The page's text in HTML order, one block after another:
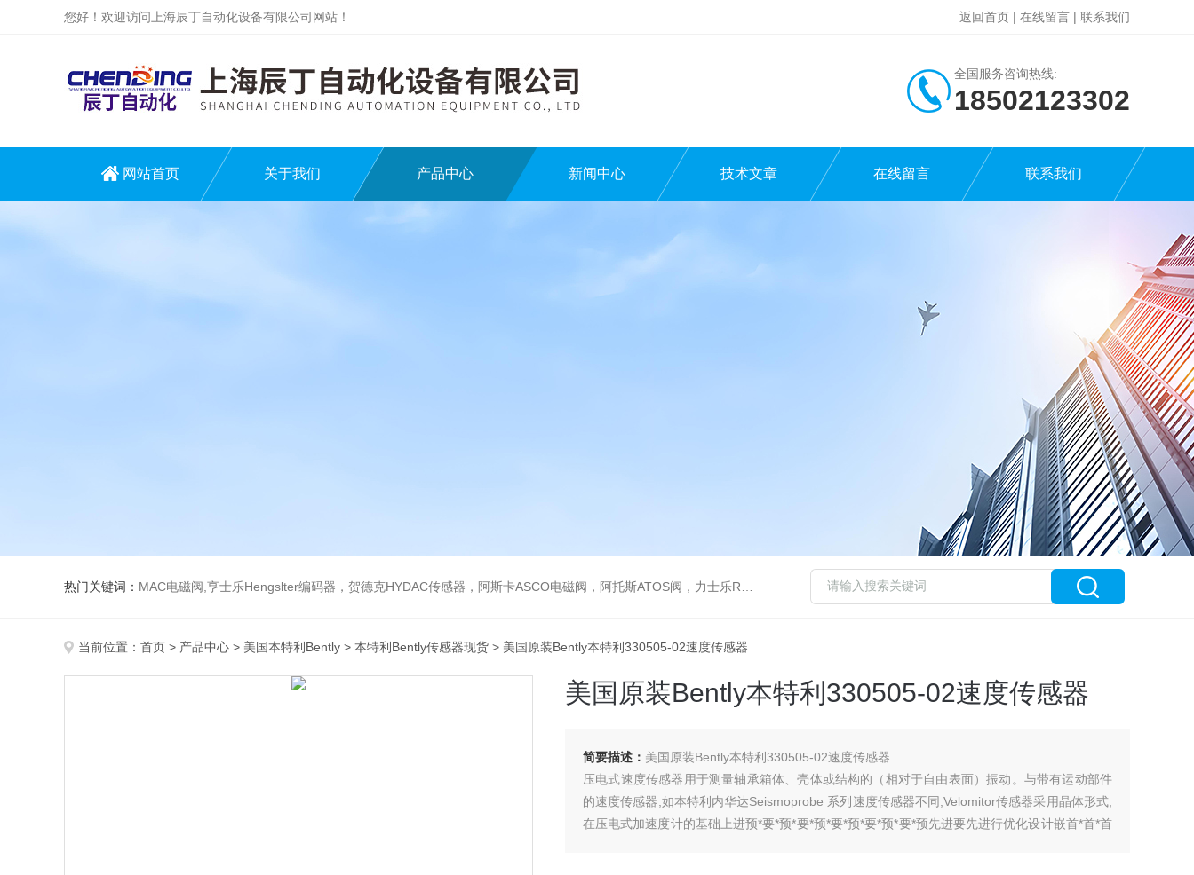
您好！欢迎访问上海辰丁自动化设备有限公司网站！ 返回首页 | 在线留言 | 联系我们
全国服务咨询热线:
18502123302
网站首页 关于我们 产品中心 新闻中心 技术文章 在线留言 联系我们
热门关键词： MAC电磁阀,亨士乐Hengslter编码器，贺德克HYDAC传感器，阿斯卡ASCO电磁阀，阿托斯ATOS阀，力士乐Rexroth泵，爱普EPRO传感器，穆格MOOG伺服阀，宝德BURKERT电磁阀，倍加福P F传感器
当前位置： 首页 > 产品中心 > 美国本特利Bently > 本特利Bently传感器现货 > 美国原装Bently本特利330505-02速度传感器
美国原装Bently本特利330505-02速度传感器
简要描述： 美国原装Bently本特利330505-02速度传感器
压电式速度传感器用于测量轴承箱体、壳体或结构的（相对于自由表面）振动。与带有运动部件
的速度传感器,如本特利内华达Seismoprobe 系列速度传感器不同,Velomitor传感器采用晶体形式,
在压电式加速度计的基础上进预*要*预*要*预*要*预*要*预*要*预先进要先进行优化设计嵌首*首*首